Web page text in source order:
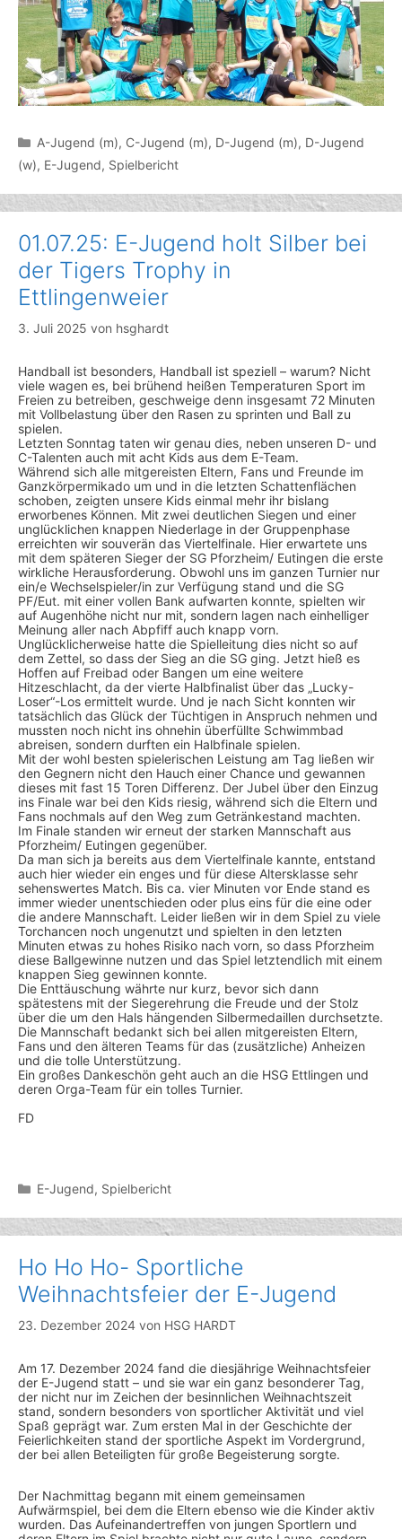
Kategorien
A-Jugend (m), C-Jugend (m), D-Jugend (m), D-Jugend
(w), E-Jugend, Spielbericht
01.07.25: E-Jugend holt Silber bei
der Tigers Trophy in
Ettlingenweier
3. Juli 2025 von hsghardt
Handball ist besonders, Handball ist speziell – warum? Nicht
viele wagen es, bei brühend heißen Temperaturen Sport im
Freien zu betreiben, geschweige denn insgesamt 72 Minuten
mit Vollbelastung über den Rasen zu sprinten und Ball zu
spielen.
Letzten Sonntag taten wir genau dies, neben unseren D- und
C-Talenten auch mit acht Kids aus dem E-Team.
Während sich alle mitgereisten Eltern, Fans und Freunde im
Ganzkörpermikado um und in die letzten Schattenflächen
schoben, zeigten unsere Kids einmal mehr ihr bislang
erworbenes Können. Mit zwei deutlichen Siegen und einer
unglücklichen knappen Niederlage in der Gruppenphase
erreichten wir souverän das Viertelfinale. Hier erwartete uns
mit dem späteren Sieger der SG Pforzheim/ Eutingen die erste
wirkliche Herausforderung. Obwohl uns im ganzen Turnier nur
ein/e Wechselspieler/in zur Verfügung stand und die SG
PF/Eut. mit einer vollen Bank aufwarten konnte, spielten wir
auf Augenhöhe nicht nur mit, sondern lagen nach einhelliger
Meinung aller nach Abpfiff auch knapp vorn.
Unglücklicherweise hatte die Spielleitung dies nicht so auf
dem Zettel, so dass der Sieg an die SG ging. Jetzt hieß es
Hoffen auf Freibad oder Bangen um eine weitere
Hitzeschlacht, da der vierte Halbfinalist über das „Lucky-
Loser“-Los ermittelt wurde. Und je nach Sicht konnten wir
tatsächlich das Glück der Tüchtigen in Anspruch nehmen und
mussten noch nicht ins ohnehin überfüllte Schwimmbad
abreisen, sondern durften ein Halbfinale spielen.
Mit der wohl besten spielerischen Leistung am Tag ließen wir
den Gegnern nicht den Hauch einer Chance und gewannen
dieses mit fast 15 Toren Differenz. Der Jubel über den Einzug
ins Finale war bei den Kids riesig, während sich die Eltern und
Fans nochmals auf den Weg zum Getränkestand machten.
Im Finale standen wir erneut der starken Mannschaft aus
Pforzheim/ Eutingen gegenüber.
Da man sich ja bereits aus dem Viertelfinale kannte, entstand
auch hier wieder ein enges und für diese Altersklasse sehr
sehenswertes Match. Bis ca. vier Minuten vor Ende stand es
immer wieder unentschieden oder plus eins für die eine oder
die andere Mannschaft. Leider ließen wir in dem Spiel zu viele
Torchancen noch ungenutzt und spielten in den letzten
Minuten etwas zu hohes Risiko nach vorn, so dass Pforzheim
diese Ballgewinne nutzen und das Spiel letztendlich mit einem
knappen Sieg gewinnen konnte.
Die Enttäuschung währte nur kurz, bevor sich dann
spätestens mit der Siegerehrung die Freude und der Stolz
über die um den Hals hängenden Silbermedaillen durchsetzte.
Die Mannschaft bedankt sich bei allen mitgereisten Eltern,
Fans und den älteren Teams für das (zusätzliche) Anheizen
und die tolle Unterstützung.
Ein großes Dankeschön geht auch an die HSG Ettlingen und
deren Orga-Team für ein tolles Turnier.
FD
Kategorien
E-Jugend, Spielbericht
Ho Ho Ho- Sportliche
Weihnachtsfeier der E-Jugend
23. Dezember 2024 von HSG HARDT
Am 17. Dezember 2024 fand die diesjährige Weihnachtsfeier
der E-Jugend statt – und sie war ein ganz besonderer Tag,
der nicht nur im Zeichen der besinnlichen Weihnachtszeit
stand, sondern besonders von sportlicher Aktivität und viel
Spaß geprägt war. Zum ersten Mal in der Geschichte der
Feierlichkeiten stand der sportliche Aspekt im Vordergrund,
der bei allen Beteiligten für große Begeisterung sorgte.
Der Nachmittag begann mit einem gemeinsamen
Aufwärmspiel, bei dem die Eltern ebenso wie die Kinder aktiv
wurden. Das Aufeinandertreffen von jungen Sportlern und